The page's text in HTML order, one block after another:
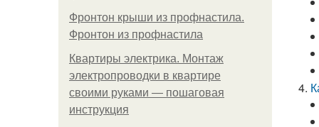
Фронтон крыши из профнастила.
Фронтон из профнастила
Квартиры электрика. Монтаж
электропроводки в квартире
своими руками — пошаговая
инструкция